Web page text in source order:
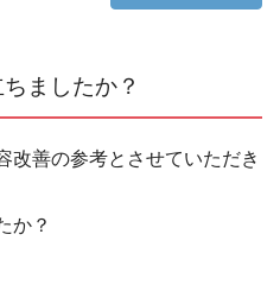
ましたか？
改善の参考とさせていただき
か？